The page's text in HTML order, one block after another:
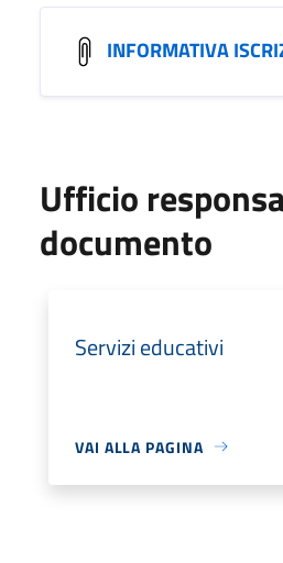
INFORMATIVA
Ufficio
documento
Servizi educativi
VAI ALLA PAGINA